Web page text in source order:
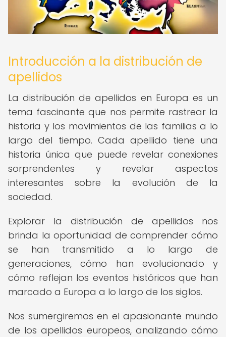
Introducción a la distribución de
apellidos
La distribución de apellidos en Europa es un
tema fascinante que nos permite rastrear la
historia y los movimientos de las familias a lo
largo del tiempo. Cada apellido tiene una
historia única que puede revelar conexiones
sorprendentes y revelar aspectos
interesantes sobre la evolución de la
sociedad.
Explorar la distribución de apellidos nos
brinda la oportunidad de comprender cómo
se han transmitido a lo largo de
generaciones, cómo han evolucionado y
cómo reflejan los eventos históricos que han
marcado a Europa a lo largo de los siglos.
Nos sumergiremos en el apasionante mundo
de los apellidos europeos, analizando cómo